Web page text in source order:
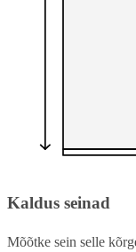
Kaldus seinad
Mõõtke sein selle